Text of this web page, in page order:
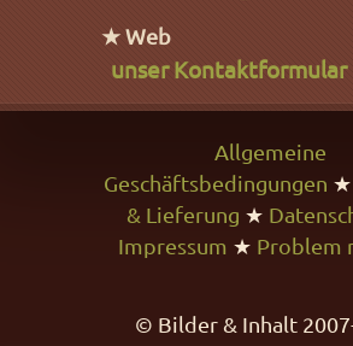
★ Web
unser Kontaktformular
Allgemeine
Geschäftsbedingungen ★
& Lieferung ★
Impressum ★ Problem
© Bilder & Inhalt